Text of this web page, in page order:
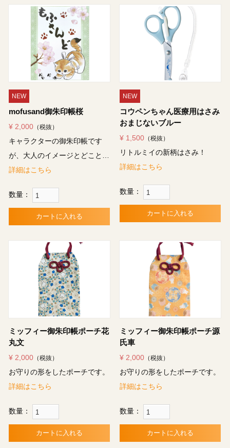
NEW
mofusand御朱印帳桜
¥ 2,000 （税抜）
キャラクターの御朱印帳です
が、大人のイメージとどこと…
詳細はこちら
数量：
カートに入れる
NEW
コウペンちゃん医療用はさみ
おまじないブルー
¥ 1,500 （税抜）
リトルミイの新柄はさみ！
詳細はこちら
数量：
カートに入れる
ミッフィー御朱印帳ポーチ花
丸文
¥ 2,000 （税抜）
お守りの形をしたポーチです。
詳細はこちら
数量：
カートに入れる
ミッフィー御朱印帳ポーチ源
氏車
¥ 2,000 （税抜）
お守りの形をしたポーチです。
詳細はこちら
数量：
カートに入れる